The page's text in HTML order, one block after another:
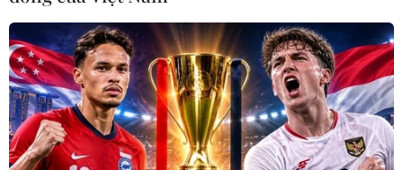
“Liên minh tự nguyện” thúc đẩy kế hoạch
triển khai lực lượng tới Ukraine
10/04/2025 15:03
Theo giới chức quân sự, lực lượng gìn giữ hòa bình
nhiều khả năng sẽ không đóng tại khu vực biên giới